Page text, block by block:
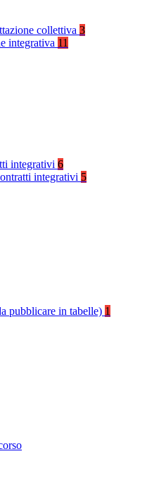
collettiva 3
integrativa 11
integrativi 6
integrativi 5
pubblicare in tabelle) 1